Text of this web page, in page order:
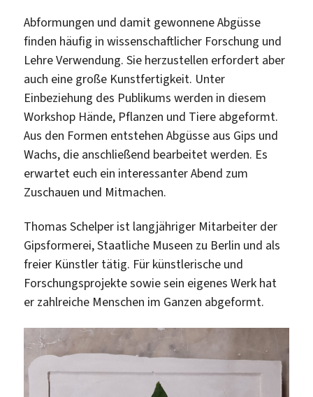
Abformungen und damit gewonnene Abgüsse
finden häufig in wissenschaftlicher Forschung und
Lehre Verwendung. Sie herzustellen erfordert aber
auch eine große Kunstfertigkeit. Unter
Einbeziehung des Publikums werden in diesem
Workshop Hände, Pflanzen und Tiere abgeformt.
Aus den Formen entstehen Abgüsse aus Gips und
Wachs, die anschließend bearbeitet werden. Es
erwartet euch ein interessanter Abend zum
Zuschauen und Mitmachen.
Thomas Schelper ist langjähriger Mitarbeiter der
Gipsformerei, Staatliche Museen zu Berlin und als
freier Künstler tätig. Für künstlerische und
Forschungsprojekte sowie sein eigenes Werk hat
er zahlreiche Menschen im Ganzen abgeformt.